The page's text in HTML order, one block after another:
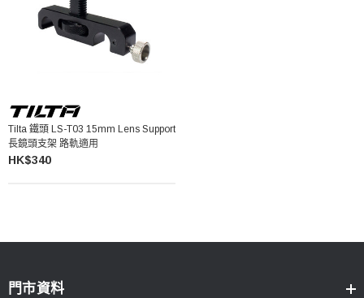
Tilta 鐵頭 LS-T03 15mm Lens Support
長鏡頭支架 路軌適用
HK$340
門市資料